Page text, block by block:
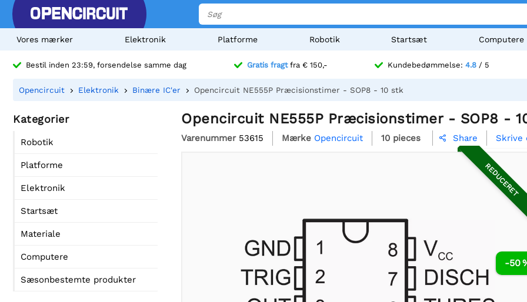
Vores mærker Elektronik Platforme Robotik Startsæt Computere
Bestil inden 23:59, forsendelse samme dag Gratis fragtfra € 150,- Kundebedømmelse: 4.8 / 5
Opencircuit Elektronik Binære IC'er Opencircuit NE555P Præcisionstimer - SOP8 - 10 stk
Kategorier
Robotik
Platforme
Elektronik
Startsæt
Materiale
Computere
Sæsonbestemte produkter
Opencircuit NE555P Præcisionstimer - SOP8 -
Varenummer 53615 Mærke Opencircuit 10 pieces  Share Skrive
-50
REDUCERET